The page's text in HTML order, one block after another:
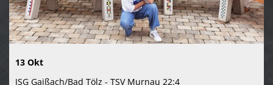
13 Okt
JSG Gaißach/Bad Tölz - TSV Murnau 22:4